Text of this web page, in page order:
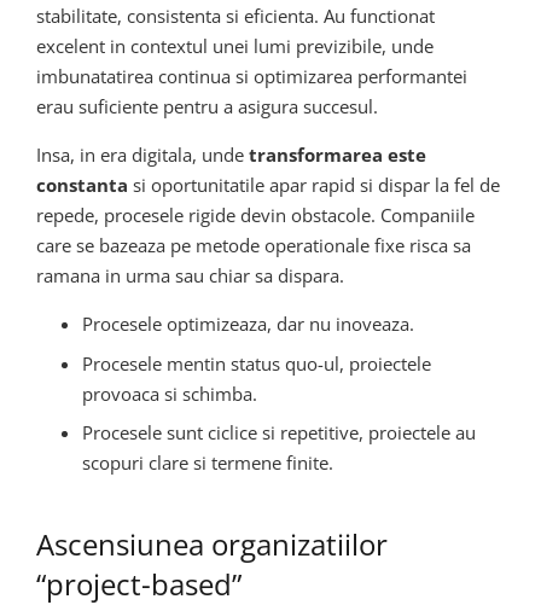
stabilitate, consistenta si eficienta. Au functionat
excelent in contextul unei lumi previzibile, unde
imbunatatirea continua si optimizarea performantei
erau suficiente pentru a asigura succesul.
Insa, in era digitala, unde transformarea este
constanta si oportunitatile apar rapid si dispar la fel de
repede, procesele rigide devin obstacole. Companiile
care se bazeaza pe metode operationale fixe risca sa
ramana in urma sau chiar sa dispara.
Procesele optimizeaza, dar nu inoveaza.
Procesele mentin status quo-ul, proiectele
provoaca si schimba.
Procesele sunt ciclice si repetitive, proiectele au
scopuri clare si termene finite.
Ascensiunea organizatiilor
“project-based”